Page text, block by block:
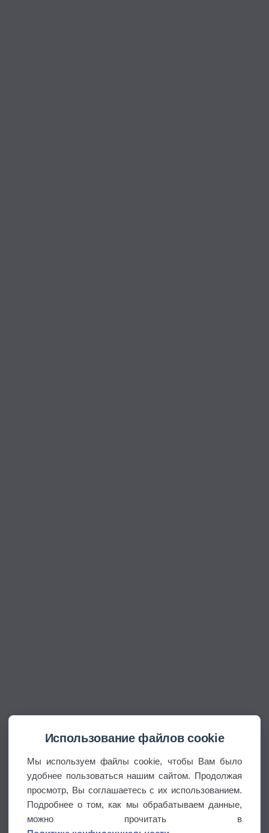
Использование файлов cookie
Мы используем файлы cookie, чтобы Вам было
удобнее пользоваться нашим сайтом. Продолжая
просмотр, Вы соглашаетесь с их использованием.
Подробнее о том, как мы обрабатываем данные,
можно прочитать в